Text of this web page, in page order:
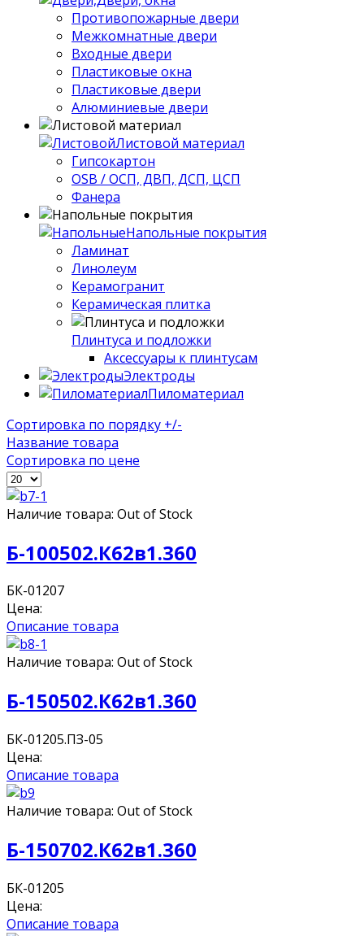
Противопожарные двери
Межкомнатные двери
Входные двери
Пластиковые окна
Пластиковые двери
Алюминиевые двери
Листовой материал
Гипсокартон
OSB / ОСП, ДВП, ДСП, ЦСП
Фанера
Напольные покрытия
Ламинат
Линолеум
Керамогранит
Керамическая плитка
Плинтуса и подложки
Аксессуары к плинтусам
Электроды
Пиломатериал
Сортировка по порядку +/-
Название товара
Сортировка по цене
Наличие товара: Out of Stock
Б-100502.К62в1.360
БК-01207
Цена:
Описание товара
Наличие товара: Out of Stock
Б-150502.К62в1.360
БК-01205.ПЗ-05
Цена:
Описание товара
Наличие товара: Out of Stock
Б-150702.К62в1.360
БК-01205
Цена:
Описание товара